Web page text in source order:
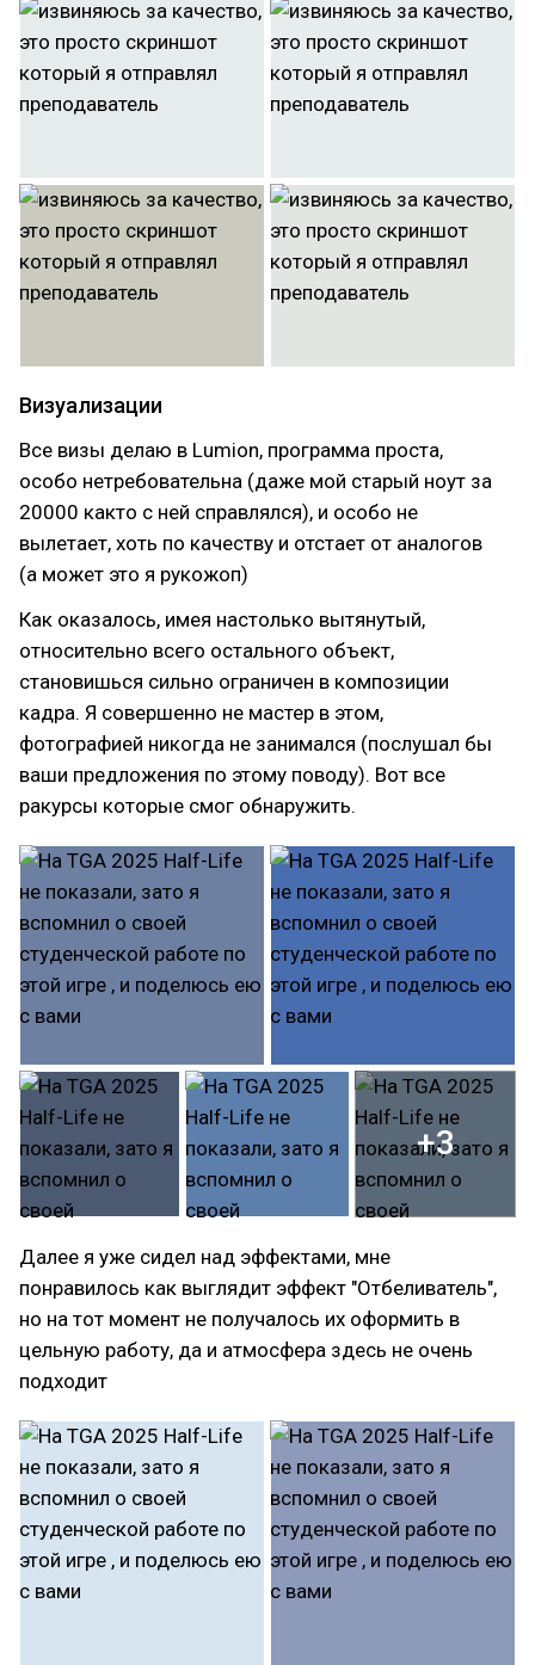
Визуализации
Все визы делаю в Lumion, программа проста,
особо нетребовательна (даже мой старый ноут за
20000 както с ней справлялся), и особо не
вылетает, хоть по качеству и отстает от аналогов
(а может это я рукожоп)
Как оказалось, имея настолько вытянутый,
относительно всего остального объект,
становишься сильно ограничен в композиции
кадра. Я совершенно не мастер в этом,
фотографией никогда не занимался (послушал бы
ваши предложения по этому поводу). Вот все
ракурсы которые смог обнаружить.
+3
Далее я уже сидел над эффектами, мне
понравилось как выглядит эффект "Отбеливатель",
но на тот момент не получалось их оформить в
цельную работу, да и атмосфера здесь не очень
подходит